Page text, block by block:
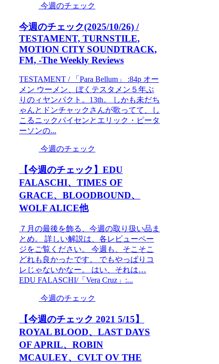
今週のチェック
今週のチェック(2025/10/26) /
TESTAMENT, TURNSTILE,
MOTION CITY SOUNDTRACK,
FM, -The Weekly Reviews
TESTAMENT / 「Para Bellum」 :84p オー
メン ウーメン、ぼくテスタメン５年ぶ
りのィヤンパクト。13th。 しかも未だち
ゃんとドンチャックさんが歌ってて、し
こるニックパイセンとエリック・ピータ
ーソンの...
今週のチェック
【今週のチェック】EDU
FALASCHI、TIMES OF
GRACE、BLOODBOUND、
WOLF ALICE他
７月の最後を飾る、今週の取り扱い品ま
とめ。 詳しい解説は、各レビューペー
ジをご覧ください。 今週も、そこそこ
どれも良かったです。 でもやっぱりコ
レじゃないかなー。 はい、それは…
EDU FALASCHI/「Vera Cruz」:...
今週のチェック
【今週のチェック 2021 5/15】
ROYAL BLOOD、LAST DAYS
OF APRIL、ROBIN
MCAULEY、CVLT OV THE